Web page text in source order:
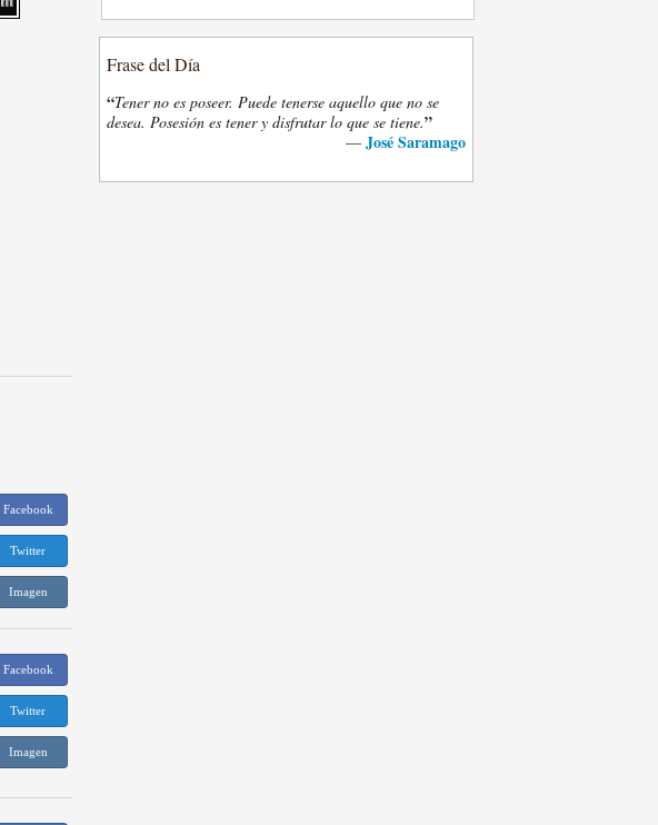
Facebook
Twitter
Imagen
Facebook
Twitter
Imagen
Frase del Día
“Tener no es poseer. Puede tenerse aquello que no se
desea. Posesión es tener y disfrutar lo que se tiene.”
— José Saramago